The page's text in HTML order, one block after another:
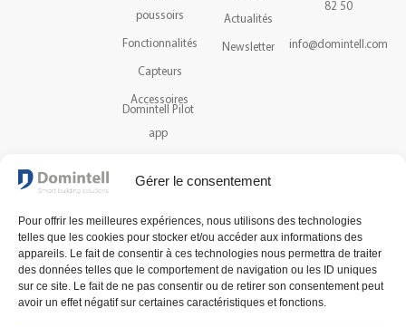
Gérer le consentement
Pour offrir les meilleures expériences, nous utilisons des technologies
telles que les cookies pour stocker et/ou accéder aux informations des
appareils. Le fait de consentir à ces technologies nous permettra de traiter
des données telles que le comportement de navigation ou les ID uniques
sur ce site. Le fait de ne pas consentir ou de retirer son consentement peut
avoir un effet négatif sur certaines caractéristiques et fonctions.
poussoirs
Fonctionnalités
Capteurs
Accessoires
Domintell Pilot
app
Actualités
Newsletter
82 50
info@domintell.com
NEWSLETTER
Recevez les dernières
actualités et nouveautés à